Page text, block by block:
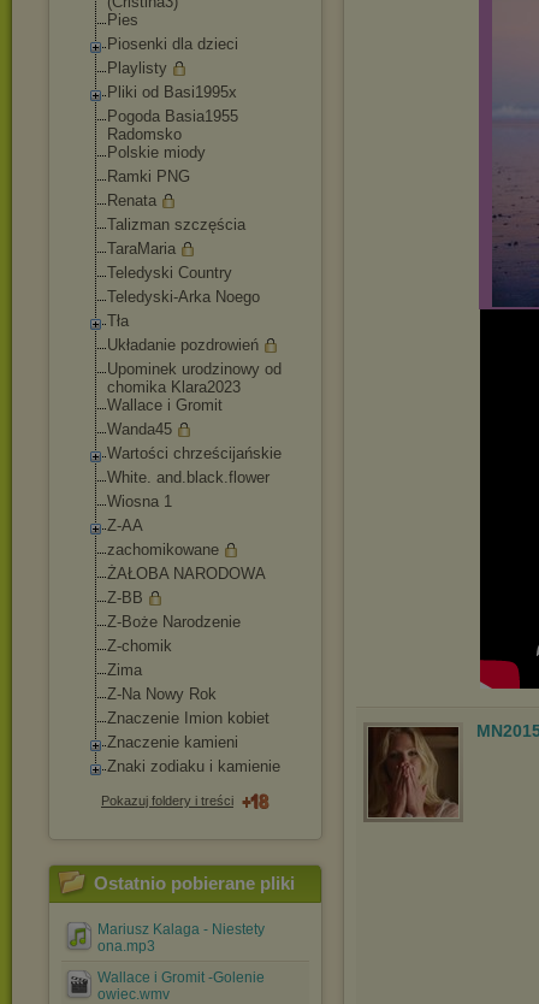
Pies
Piosenki dla dzieci
Playlisty
Pliki od Basi1995x
Pogoda Basia1955
Radomsko
Polskie miody
Ramki PNG
Renata
Talizman szczęścia
TaraMaria
Teledyski Country
Teledyski-Arka Noego
Tła
Układanie pozdrowień
Upominek urodzinowy od
chomika Klara2023
Wallace i Gromit
Wanda45
Wartości chrześcijańskie
White. and.black.flower
Wiosna 1
Z-AA
zachomikowane
ŻAŁOBA NARODOWA
Z-BB
Z-Boże Narodzenie
Z-chomik
Zima
Z-Na Nowy Rok
Znaczenie Imion kobiet
Znaczenie kamieni
Znaki zodiaku i kamienie
Pokazuj foldery i treści
Ostatnio pobierane pliki
Mariusz Kalaga - Niestety
ona.mp3
Wallace i Gromit -Golenie
owiec.wmv